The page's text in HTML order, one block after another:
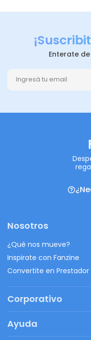
Enterate
Nosotros
¿Qué nos mueve?
Inspirate con Fanzine
Convertite en Prestador
Corporativo
Regalos originales
Ayuda